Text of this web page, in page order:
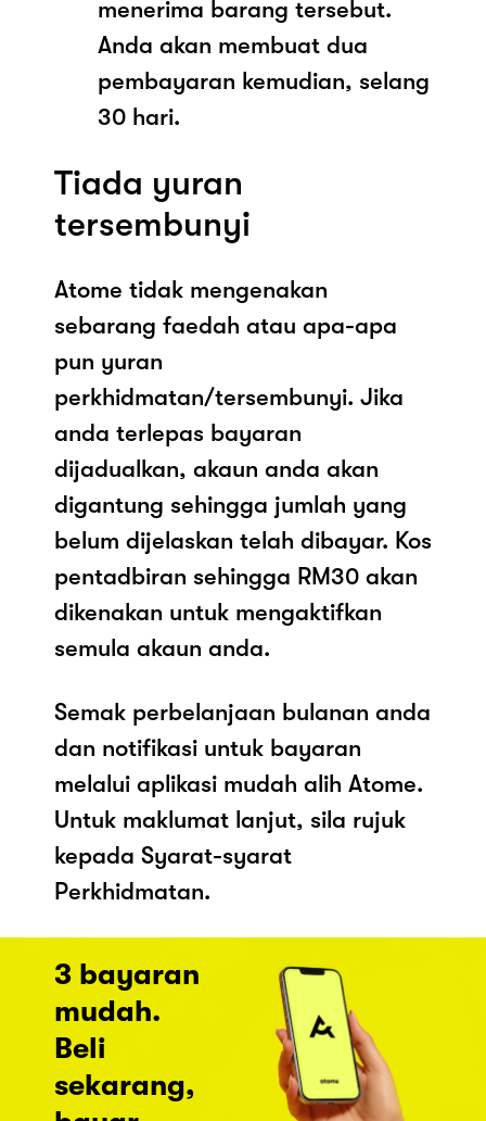
menerima barang tersebut.
Anda akan membuat dua
pembayaran kemudian, selang
30 hari.
Tiada yuran
tersembunyi
Atome tidak mengenakan
sebarang faedah atau apa-apa
pun yuran
perkhidmatan/tersembunyi. Jika
anda terlepas bayaran
dijadualkan, akaun anda akan
digantung sehingga jumlah yang
belum dijelaskan telah dibayar. Kos
pentadbiran sehingga RM30 akan
dikenakan untuk mengaktifkan
semula akaun anda.
Semak perbelanjaan bulanan anda
dan notifikasi untuk bayaran
melalui aplikasi mudah alih Atome.
Untuk maklumat lanjut, sila rujuk
kepada Syarat-syarat
Perkhidmatan.
3 bayaran
mudah.
Beli
sekarang,